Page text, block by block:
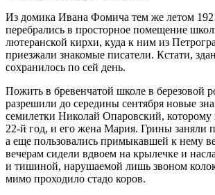
Из домика Ивана Фомича тем же летом
перебрались в просторное помещение
лютеранской кирхи, куда к ним из
приезжали знакомые писатели. Кстати,
сохранилось по сей день.
Пожить в бревенчатой школе в березовой
разрешили до середины сентября новые
семилетки Николай Опаровский, которому
22‑й год, и его жена Мария. Грины заняли
а еще пользовались примыкавшей к нему
вечерам сидели вдвоем на крылечке и
и тишиной, нарушаемой лишь звоном
мимо проходило стадо коров.